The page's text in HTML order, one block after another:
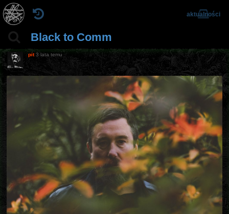
Black to Comm
aktualności
pit 3 lata temu